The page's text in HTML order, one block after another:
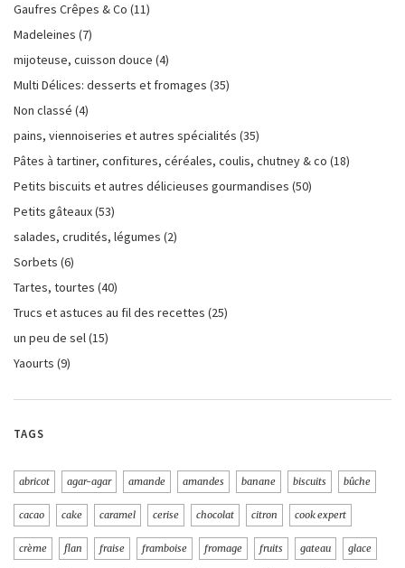
Gaufres Crêpes & Co (11)
Madeleines (7)
mijoteuse, cuisson douce (4)
Multi Délices: desserts et fromages (35)
Non classé (4)
pains, viennoiseries et autres spécialités (35)
Pâtes à tartiner, confitures, céréales, coulis, chutney & co (18)
Petits biscuits et autres délicieuses gourmandises (50)
Petits gâteaux(53)
salades, crudités, légumes (2)
Sorbets (6)
Tartes, tourtes (40)
Trucs et astuces au fil des recettes (25)
un peu de sel(15)
Yaourts (9)
TAGS
abricot agar-agar amande amandes banane biscuits bûche
cacao cake caramel cerise chocolat citron cook expert
crème flan fraise framboise fromage fruits gateau glace